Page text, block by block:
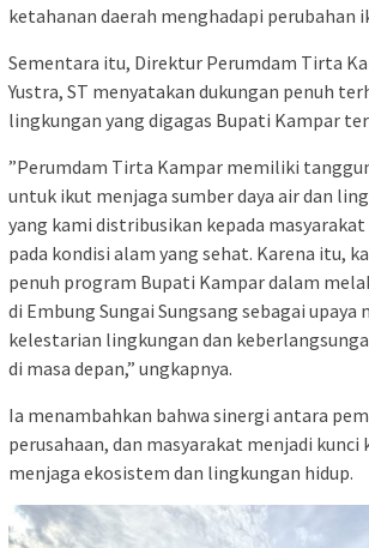
ketahanan daerah menghadapi perubahan
‎Sementara itu, Direktur Perumdam Tirta
Yustra, ST menyatakan dukungan penuh
lingkungan yang digagas Bupati Kampar
‎”Perumdam Tirta Kampar memiliki
untuk ikut menjaga sumber daya air dan
yang kami distribusikan kepada
pada kondisi alam yang sehat. Karena itu,
penuh program Bupati Kampar dalam
di Embung Sungai Sungsang sebagai upaya
kelestarian lingkungan dan
di masa depan,” ungkapnya.
‎Ia menambahkan bahwa sinergi antara
perusahaan, dan masyarakat menjadi kunci
menjaga ekosistem dan lingkungan hidup.